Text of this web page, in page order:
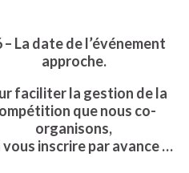
– La date de l’événement
approche.
faciliter la gestion de la
que nous co-
organisons,
vous inscrire par avance …